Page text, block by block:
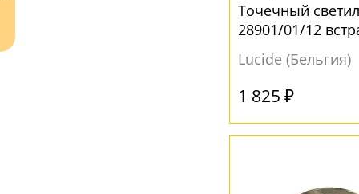
Точечный
28901/01/12
Lucide (Бельгия)
1 825 ₽